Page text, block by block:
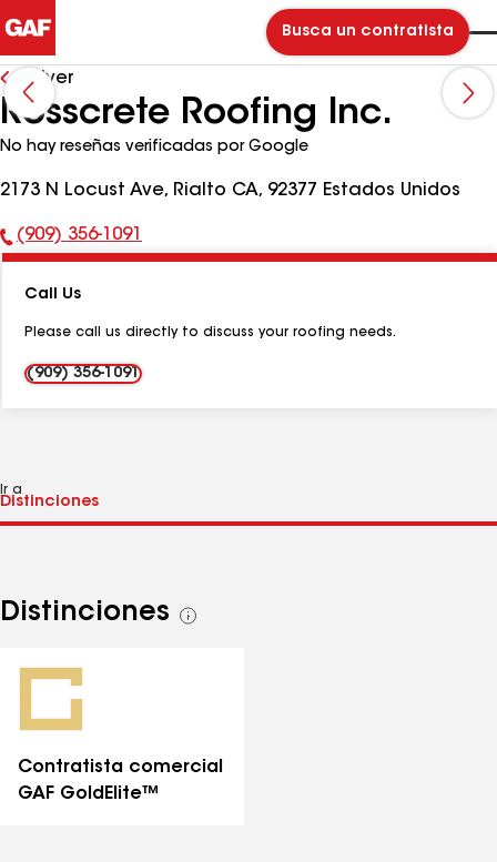
Busca un contratista
Volver
Rosscrete Roofing Inc.
No hay reseñas verificadas por Google
2173 N Locust Ave, Rialto CA, 92377 Estados Unidos
Número
teléfono:
(909) 356-1091
Call Us
Please call us directly to discuss your roofing needs.
(909) 356-1091
Ir a
Distinciones
Ver
Contratista comercial
GAF GoldElite™